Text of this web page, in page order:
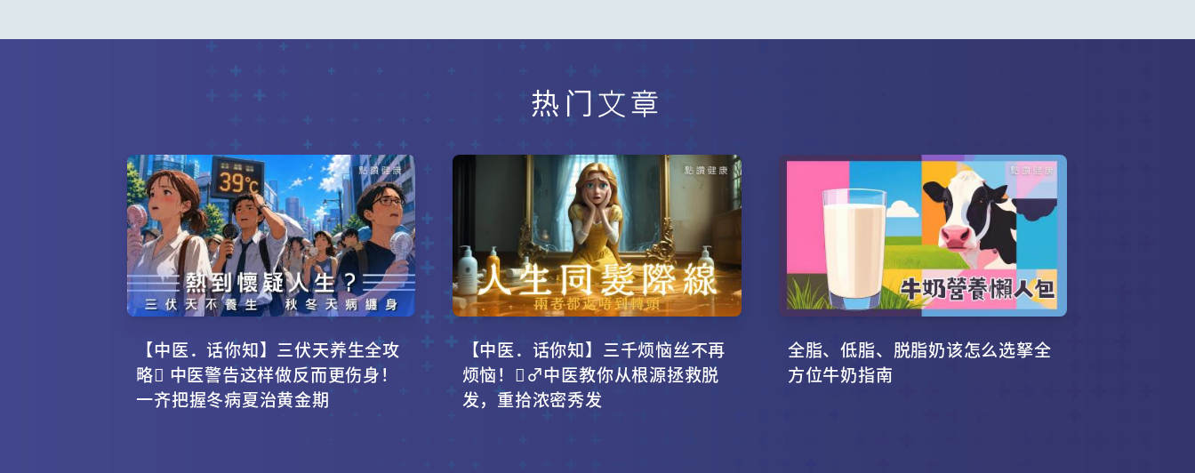
热门文章
【中医．话你知】三伏天养生全攻
略 中医警告这样做反而更伤身！
一齐把握冬病夏治黄金期
【中医．话你知】三千烦恼丝不再
烦恼！‍♂️中医教你从根源拯救脱
发，重拾浓密秀发
全脂、低脂、脱脂奶该怎么选拏全
方位牛奶指南